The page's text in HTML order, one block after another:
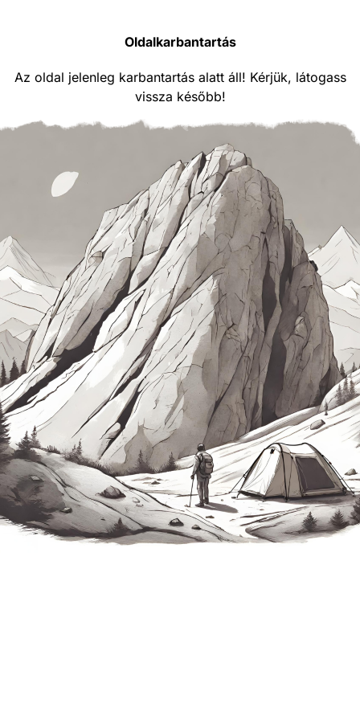
Oldalkarbantartás
Az oldal jelenleg karbantartás alatt áll! Kérjük, látogass
vissza később!